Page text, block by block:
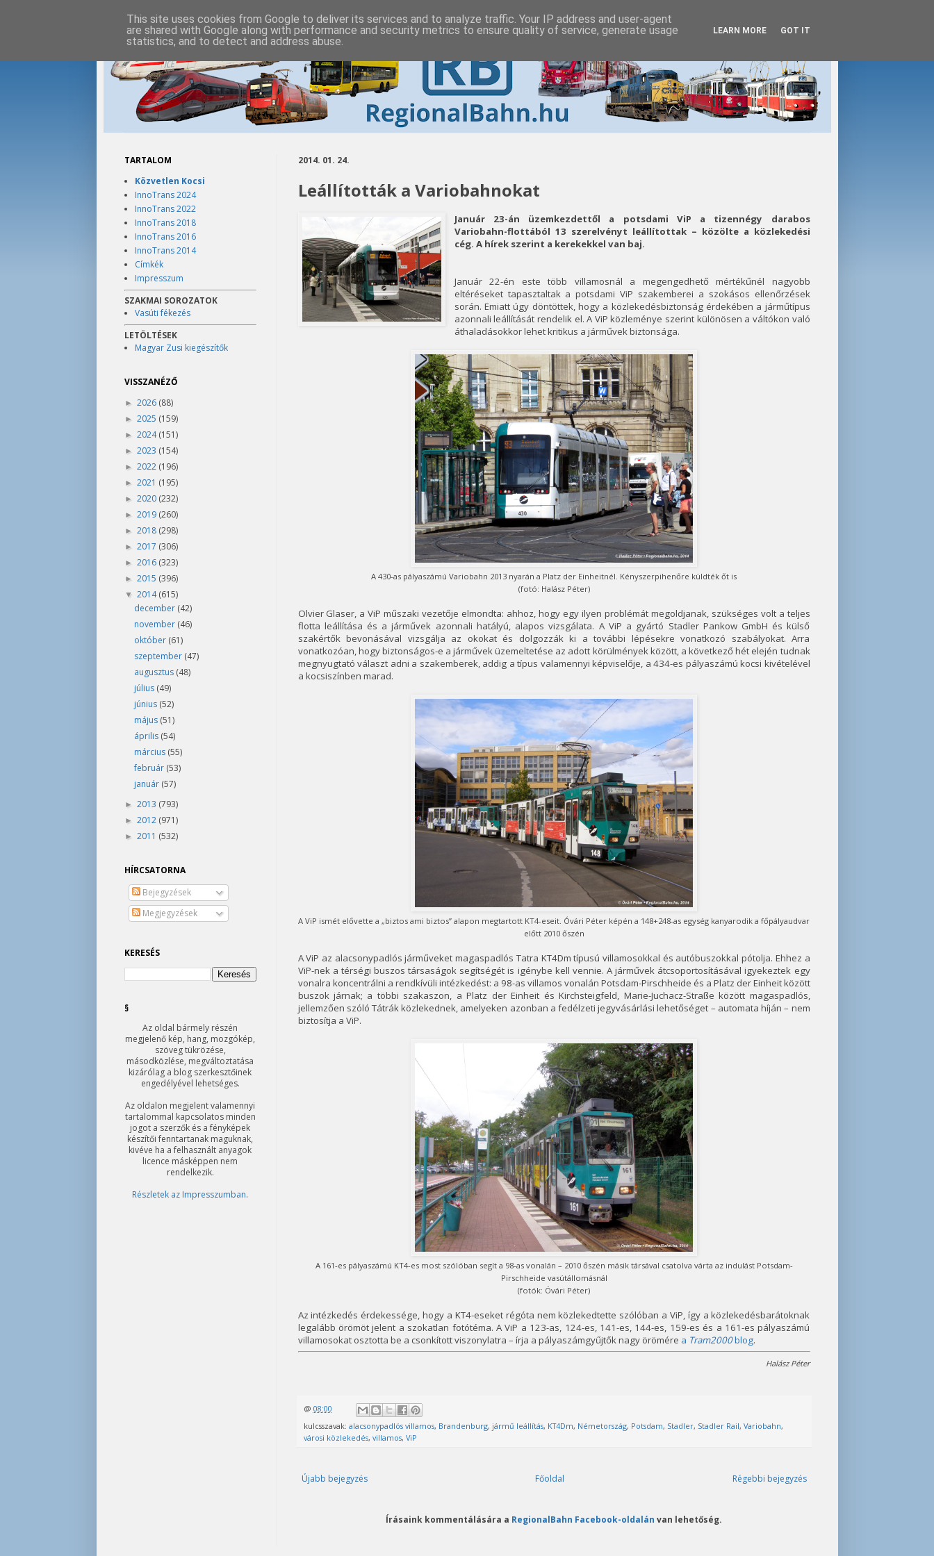
2014. 01. 24.
Leállították a Variobahnokat
Január 23-án üzemkezdettől a potsdami ViP a tizennégy darabos
Variobahn-flottából 13 szerelvényt leállítottak – közölte a közlekedési
cég. A hírek szerint a kerekekkel van baj.
Január 22-én este több villamosnál a megengedhető mértékűnél nagyobb
eltéréseket tapasztaltak a potsdami ViP szakemberei a szokásos ellenőrzések
során. Emiatt úgy döntöttek, hogy a közlekedésbiztonság érdekében a járműtípus
azonnali leállítását rendelik el. A ViP közleménye szerint különösen a váltókon való
áthaladásokkor lehet kritikus a járművek biztonsága.
A 430-as pályaszámú Variobahn 2013 nyarán a Platz der Einheitnél. Kényszerpihenőre küldték őt is
(fotó: Halász Péter)
Olvier Glaser, a ViP műszaki vezetője elmondta: ahhoz, hogy egy ilyen problémát megoldjanak, szükséges volt a teljes
flotta leállítása és a járművek azonnali hatályú, alapos vizsgálata. A ViP a gyártó Stadler Pankow GmbH és külső
szakértők bevonásával vizsgálja az okokat és dolgozzák ki a további lépésekre vonatkozó szabályokat. Arra
vonatkozóan, hogy biztonságos-e a járművek üzemeltetése az adott körülmények között, a következő hét elején tudnak
megnyugtató választ adni a szakemberek, addig a típus valamennyi képviselője, a 434-es pályaszámú kocsi kivételével
a kocsiszínben marad.
A ViP ismét elővette a „biztos ami biztos” alapon megtartott KT4-eseit. Óvári Péter képén a 148+248-as egység kanyarodik a főpályaudvar
előtt 2010 őszén
A ViP az alacsonypadlós járműveket magaspadlós Tatra KT4Dm típusú villamosokkal és autóbuszokkal pótolja. Ehhez a
ViP-nek a térségi buszos társaságok segítségét is igénybe kell vennie. A járművek átcsoportosításával igyekeztek egy
vonalra koncentrálni a rendkívüli intézkedést: a 98-as villamos vonalán Potsdam-Pirschheide és a Platz der Einheit között
buszok járnak; a többi szakaszon, a Platz der Einheit és Kirchsteigfeld, Marie-Juchacz-Straße között magaspadlós,
jellemzően szóló Tátrák közlekednek, amelyeken azonban a fedélzeti jegyvásárlási lehetőséget – automata híján – nem
biztosítja a ViP.
A 161-es pályaszámú KT4-es most szólóban segít a 98-as vonalán – 2010 őszén másik társával csatolva várta az indulást Potsdam-
Pirschheide vasútállomásnál
(fotók: Óvári Péter)
Az intézkedés érdekessége, hogy a KT4-eseket régóta nem közlekedtette szólóban a ViP, így a közlekedésbarátoknak
legalább örömöt jelent a szokatlan fotótéma. A ViP a 123-as, 124-es, 141-es, 144-es, 159-es és a 161-es pályaszámú
villamosokat osztotta be a csonkított viszonylatra – írja a pályaszámgyűjtők nagy örömére a Tram2000blog.
Halász Péter
@ 08:00
kulcsszavak: alacsonypadlós villamos, Brandenburg, jármű leállítás, KT4Dm, Németország, Potsdam, Stadler, Stadler Rail, Variobahn,
városi közlekedés, villamos, ViP
Újabb bejegyzés Régebbi bejegyzés
Főoldal
Írásaink kommentálására a RegionalBahn Facebook-oldalán van lehetőség.
TARTALOM
Közvetlen Kocsi
InnoTrans 2024
InnoTrans 2022
InnoTrans 2018
InnoTrans 2016
InnoTrans 2014
Címkék
Impresszum
SZAKMAI SOROZATOK
Vasúti fékezés
LETÖLTÉSEK
Magyar Zusi kiegészítők
VISSZANÉZŐ
► 2026 (88)
► 2025 (159)
► 2024(151)
► 2023 (154)
► 2022 (196)
► 2021 (195)
► 2020 (232)
► 2019 (260)
► 2018 (298)
► 2017 (306)
► 2016 (323)
► 2015 (396)
▼ 2014(615)
december (42)
november (46)
október (61)
szeptember (47)
augusztus (48)
július (49)
június (52)
május (51)
április (54)
március (55)
február (53)
január (57)
► 2013 (793)
► 2012 (971)
► 2011 (532)
HÍRCSATORNA
Bejegyzések
Megjegyzések
KERESÉS
§
Az oldal bármely részén
megjelenő kép, hang, mozgókép,
szöveg tükrözése,
másodközlése, megváltoztatása
kizárólag a blog szerkesztőinek
engedélyével lehetséges.
Az oldalon megjelent valamennyi
tartalommal kapcsolatos minden
jogot a szerzők és a fényképek
készítői fenntartanak maguknak,
kivéve ha a felhasznált anyagok
licence másképpen nem
rendelkezik.
Részletek az Impresszumban.
This site uses cookies from Google to deliver its services and to analyze traffic. Your IP address and user-agent
are shared with Google along with performance and security metrics to ensure quality of service, generate usage
statistics, and to detect and address abuse.
LEARN MORE GOT IT